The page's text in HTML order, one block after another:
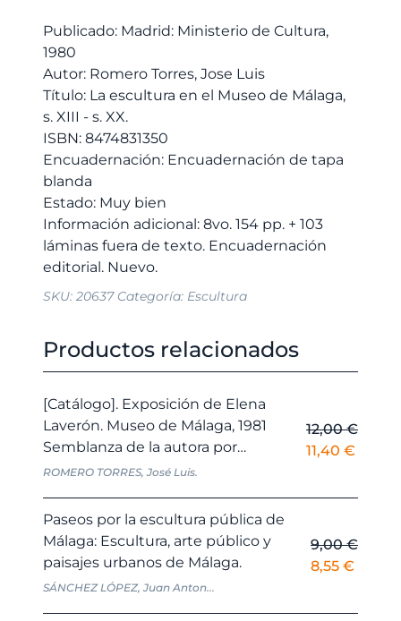
Publicado: Madrid: Ministerio de Cultura,
1980
Autor: Romero Torres, Jose Luis
Título: La escultura en el Museo de Málaga,
s. XIII - s. XX.
ISBN: 8474831350
Encuadernación: Encuadernación de tapa
blanda
Estado: Muy bien
Información adicional: 8vo. 154 pp. + 103
láminas fuera de texto. Encuadernación
SKU: 20637 Categoría: Escultura
Productos relacionados
[Catálogo]. Exposición de Elena
Laverón. Museo de Málaga, 1981
Semblanza de la autora por…
ROMERO TORRES, José Luis.
12,00€
El
12,00 €.
11,40 €
11,40
Paseos por la escultura pública de
Málaga: Escultura, arte público y
paisajes urbanos de Málaga.
SÁNCHEZ LÓPEZ, Juan Anton...
9,00€
El
8,55 €